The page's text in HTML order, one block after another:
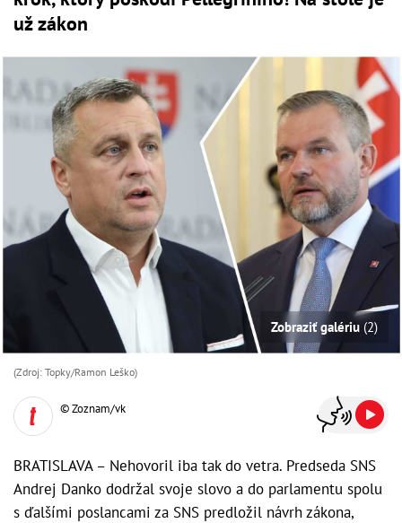
už zákon
Zobraziť galériu (2)
(Zdroj: Topky/Ramon Leško)
© Zoznam/vk
BRATISLAVA – Nehovoril iba tak do vetra. Predseda SNS
Andrej Danko dodržal svoje slovo a do parlamentu spolu
s ďalšími poslancami za SNS predložil návrh zákona,